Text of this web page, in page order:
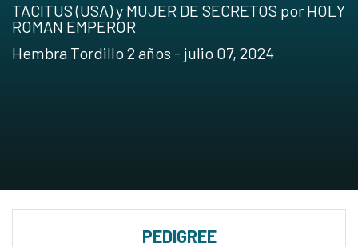
TACITUS (USA) y MUJER DE SECRETOS por HOLY
ROMAN EMPEROR
Hembra Tordillo 2 años - julio 07, 2024
PEDIGREE